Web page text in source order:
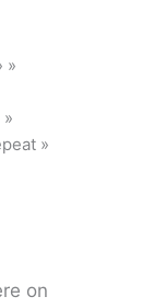
»
»
on